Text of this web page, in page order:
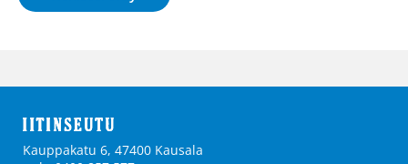
Kauppakatu 6, 47400 Kausala